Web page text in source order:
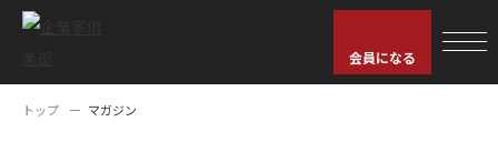
会員になる
トップ マガジン